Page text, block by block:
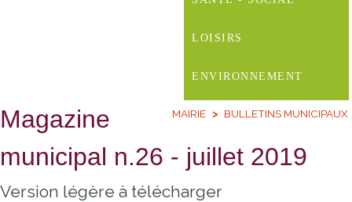
LOISIRS
ENVIRONNEMENT
MAIRIE BULLETINS MUNICIPAUX
Magazine
municipal n.26 - juillet 2019
Version légère à télécharger